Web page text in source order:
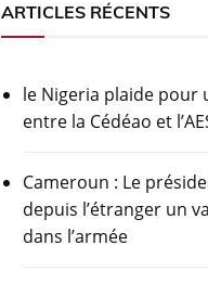
ARTICLES RÉCENTS
le Nigeria plaide
entre la Cédéao et
Cameroun : Le
depuis l’étranger un
dans l’armée